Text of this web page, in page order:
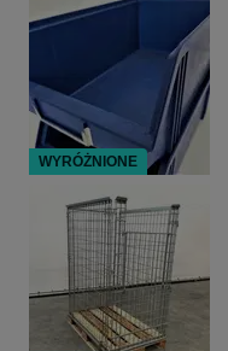
WYRÓŻNIONE